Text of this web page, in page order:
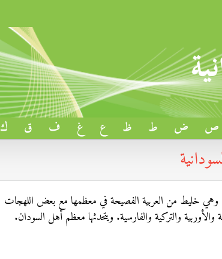
ص ض ط ظ ع غ ف ق ك
وهي خليط من العربية الفصيحة في معظمها مع بعض اللهجات
والتركية والفارسية. ويتحدثها معظم أهل السودان.